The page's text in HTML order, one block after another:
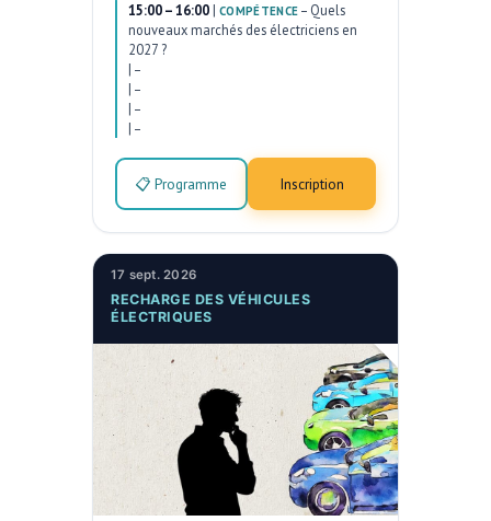
15:00 – 16:00 | COMPÉTENCE – Quels
nouveaux marchés des électriciens en
2027 ?
| –
| –
| –
| –
📋 Programme Inscription
17 sept. 2026
RECHARGE DES VÉHICULES
ÉLECTRIQUES